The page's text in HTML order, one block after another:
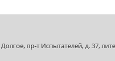
пр-т Испытателей, д. 37,